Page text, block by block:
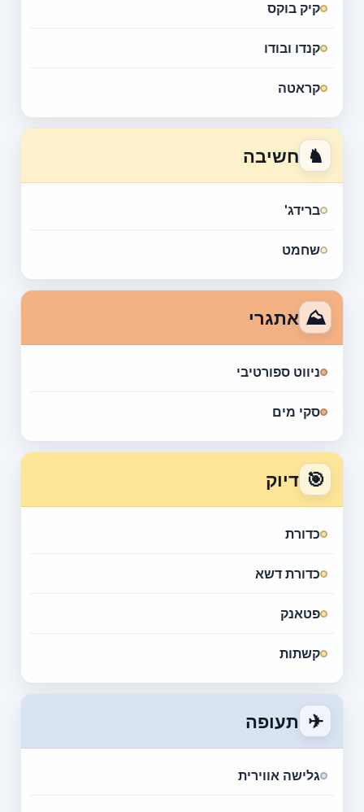
קיק בוקס
קנדו ובודו
קראטה
♞ חשיבה
ברידג'
שחמט
⛰ אתגרי
ניווט ספורטיבי
סקי מים
🎯 דיוק
כדורת
כדורת דשא
פטאנק
קשתות
✈ תעופה
גלישה אווירית